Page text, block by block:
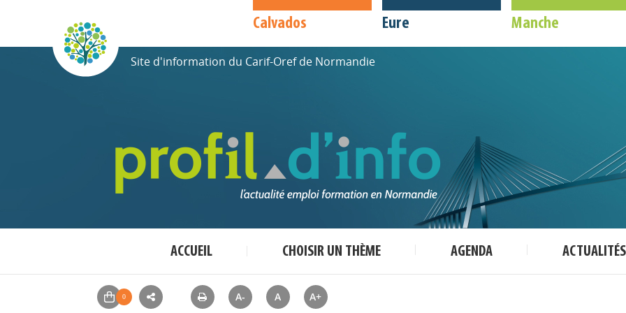
Calvados Eure Manche
Site d'information du Carif-Oref de Normandie
ACCUEIL CHOISIR UN THÈME AGENDA ACTUALITÉS
A- A A+